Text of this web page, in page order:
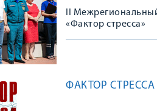
II
«Фактор стресса»
ФАКТОР СТРЕССА